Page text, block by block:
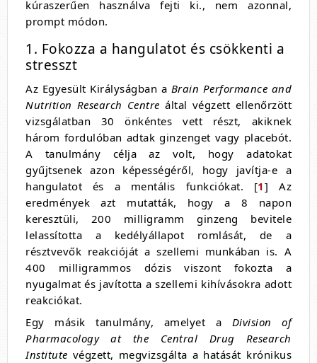
kúraszerűen használva fejti ki., nem azonnal,
prompt módon.
1. Fokozza a hangulatot és csökkenti a
stresszt
Az Egyesült Királyságban a Brain Performance and
Nutrition Research Centreáltal végzett ellenőrzött
vizsgálatban 30 önkéntes vett részt, akiknek
három fordulóban adtak ginzenget vagy placebót.
A tanulmány célja az volt, hogy adatokat
gyűjtsenek azon képességéről, hogy javítja-e a
hangulatot és a mentális funkciókat. [1] Az
eredmények azt mutatták, hogy a 8 napon
keresztüli, 200 milligramm ginzeng bevitele
lelassította a kedélyállapot romlását, de a
résztvevők reakcióját a szellemi munkában is. A
400 milligrammos dózis viszont fokozta a
nyugalmat és javította a szellemi kihívásokra adott
reakciókat.
Egy másik tanulmány, amelyet a Division of
Pharmacology at the Central Drug Research
Institute végzett, megvizsgálta a hatását krónikus